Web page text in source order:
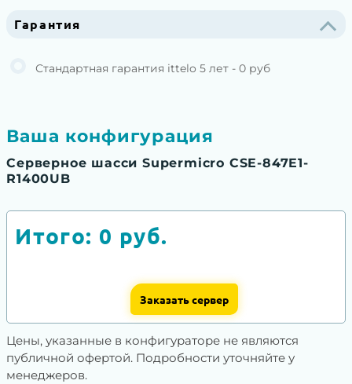
Гарантия
Стандартная гарантия ittelo 5 лет - 0 руб
Ваша конфигурация
Серверное шасси Supermicro CSE-847E1-
R1400UB
Итого: 0 руб.
Заказать сервер
Цены, указанные в конфигураторе не являются
публичной офертой. Подробности уточняйте у
менеджеров.